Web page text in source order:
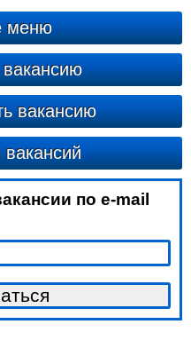
меню
вакансию
вакансию
по e-mail